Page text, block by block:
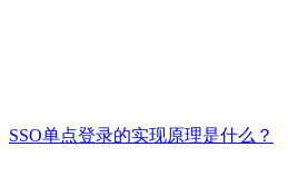
SSO单点登录的实现原理是什么？